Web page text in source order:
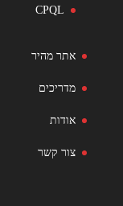
CPQL
אתר מהיר
מדריכים
אודות
צור קשר